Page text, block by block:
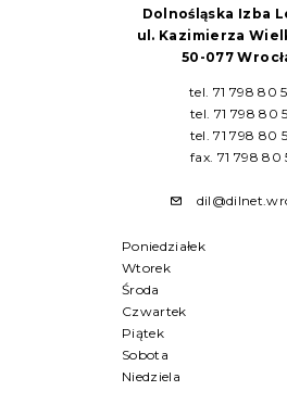
Dolnośląska Izba
ul. Kazimierza
50-077
tel. 71 798 80
tel. 71 798 80
tel. 71 798 80
fax. 71 798 80
Poniedziałek
Wtorek
Środa
Czwartek
Piątek
Sobota
Niedziela